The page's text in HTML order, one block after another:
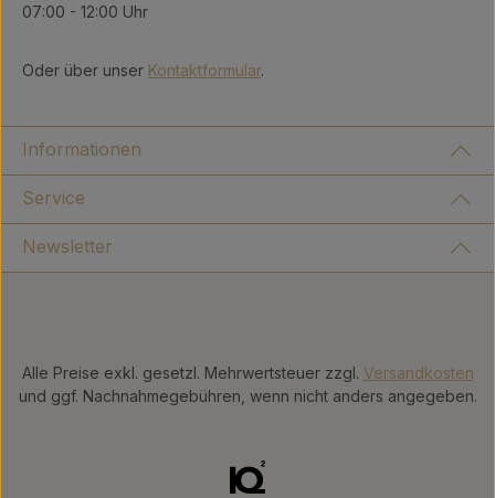
07:00 - 12:00 Uhr
Oder über unser Kontaktformular.
Informationen
Service
Newsletter
Alle Preise exkl. gesetzl. Mehrwertsteuer zzgl. Versandkosten
und ggf. Nachnahmegebühren, wenn nicht anders angegeben.